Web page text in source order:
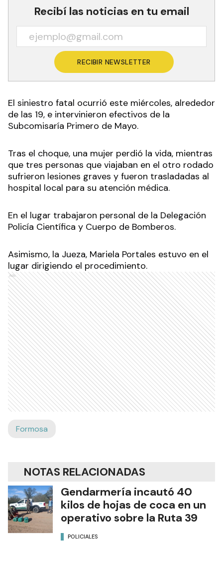
Recibí las noticias en tu email
RECIBIR NEWSLETTER
El siniestro fatal ocurrió este miércoles, alrededor
de las 19, e intervinieron efectivos de la
Subcomisaría Primero de Mayo.
Tras el choque, una mujer perdió la vida, mientras
que tres personas que viajaban en el otro rodado
sufrieron lesiones graves y fueron trasladadas al
hospital local para su atención médica.
En el lugar trabajaron personal de la Delegación
Policía Científica y Cuerpo de Bomberos.
Asimismo, la Jueza, Mariela Portales estuvo en el
lugar dirigiendo el procedimiento.
Ads
Formosa
NOTAS RELACIONADAS
Gendarmería incautó 40
kilos de hojas de coca en un
operativo sobre la Ruta 39
POLICIALES